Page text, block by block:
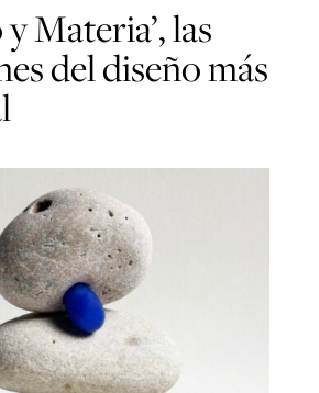
Materia’, las
del diseño más